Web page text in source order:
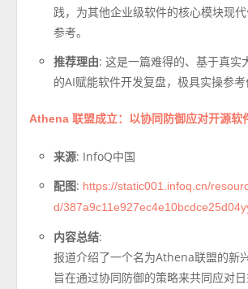
践，为其他企业级软件的核心模块现
参考。
推荐理由: 这是一篇难得的、基于真实
的AI赋能软件开发复盘，极具实操参考
Athena 联盟成立：以协同防御应对开源软
来源: InfoQ中国
配图: https://static001.infoq.cn/
d/
内容总结:
报道介绍了一个名为Athena联盟的新
旨在通过协同防御的策略来共同应对